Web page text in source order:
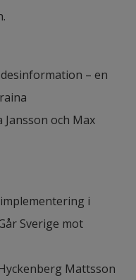
– en
och Max
i
Sverige mot
Mattsson